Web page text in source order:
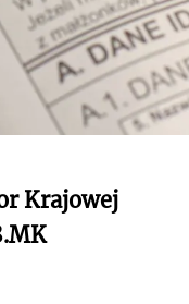
Krajowej